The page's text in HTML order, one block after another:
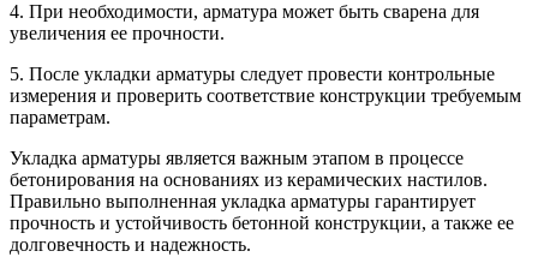
4. При необходимости, арматура может быть сварена для
увеличения ее прочности.
5. После укладки арматуры следует провести контрольные
измерения и проверить соответствие конструкции требуемым
параметрам.
Укладка арматуры является важным этапом в процессе
бетонирования на основаниях из керамических настилов.
Правильно выполненная укладка арматуры гарантирует
прочность и устойчивость бетонной конструкции, а также ее
долговечность и надежность.